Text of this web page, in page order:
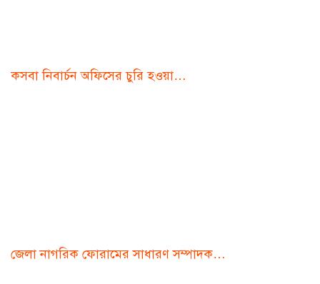
কসবা নিবার্চন অফিসের চুরি হওয়া…
জেলা নাগরিক ফোরামের সাধারণ সম্পাদক…